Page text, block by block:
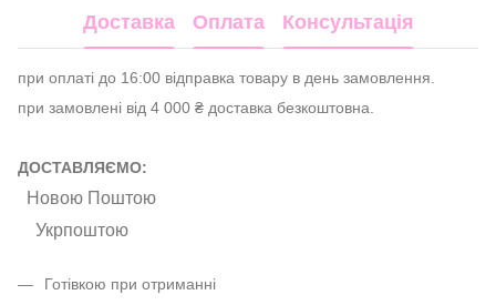
Доставка Оплата Консультація
при оплаті до 16:00 відправка товару в день замовлення.
при замовлені від 4 000 ₴ доставка безкоштовна.
ДОСТАВЛЯЄМО:
Новою Поштою
Укрпоштою
Готівкою при отриманні